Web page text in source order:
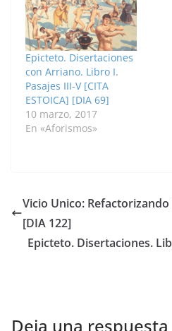
Epicteto. Disertaciones
con Arriano. Libro I.
Pasajes III-V [CITA
ESTOICA] [DIA 69]
10 marzo, 2017
En «Aforismos»
Vicio Unico:
[DIA 122]
Epicteto. Disertaciones.
Deja una respuesta